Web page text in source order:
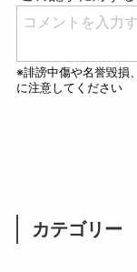
カテゴリー